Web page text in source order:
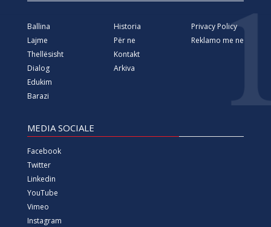
Ballina
Lajme
Thellësisht
Dialog
Edukim
Barazi
Historia
Për ne
Kontakt
Arkiva
Privacy Policy
Reklamo me ne
MEDIA SOCIALE
Facebook
Twitter
Linkedin
YouTube
Vimeo
Instagram